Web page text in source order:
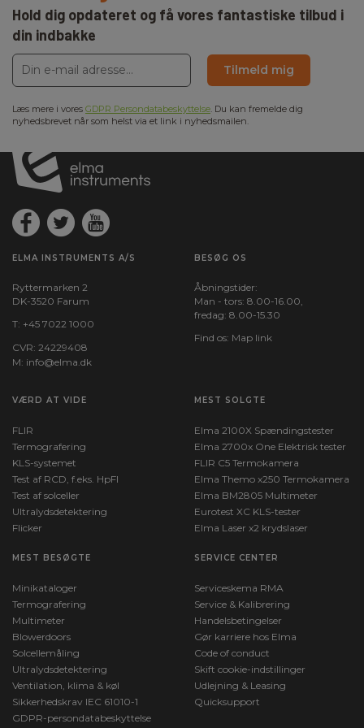
Batteri:
4 stk, AA, Inkl.
Hold dig opdateret og få vores fantastiske tilbud i
din indbakke
Tilmeld mig
Læs mere i vores GDPR Persondatabeskyttelse. Du kan fremelde dig
nyhedsbrevet når som helst via et link i nyhedsmailen.
ELMA INSTRUMENTS A/S
Ryttermarken 2
DK-3520 Farum
T: +45 7022 1000
CVR: 24229408
M: info@elma.dk
BESØG OS
Åbningstider:
Man - tors: 8.00-16.00,
fredag: 8.00-15.30
Find os: Map link
VÆRD AT VIDE
FLIR
Termografering
KLS-systemet
Test af RCD, f.eks. HpFI
Test af solceller
Ultralydsdetektering
Flicker
MEST SOLGTE
Elma 2100X Spændingstester
Elma 2700x One Elektrisk tester
FLIR C5 Termokamera
Elma Themo x250 Termokamera
Elma BM2805 Multimeter
Eurotest XC KLS-tester
Elma Laser x2 krydslaser
MEST BESØGTE
Minikataloger
Termografering
Multimeter
Blowerdoors
Solcellemåling
Ultralydsdetektering
Ventilation, klima & køl
Sikkerhedskrav IEC 61010-1
GDPR-persondatabeskyttelse
SERVICE CENTER
Serviceskema RMA
Service & Kalibrering
Handelsbetingelser
Gør karriere hos Elma
Code of conduct
Skift cookie-indstillinger
Udlejning & Leasing
Quicksupport